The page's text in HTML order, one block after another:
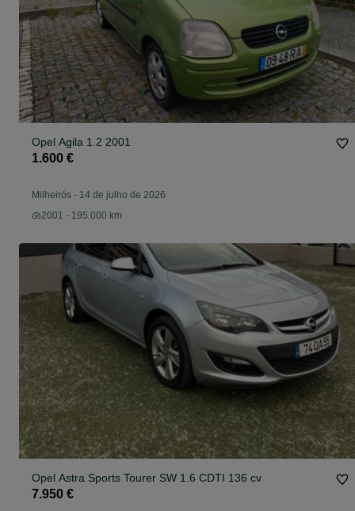
Opel Agila 1.2 2001
1.600 €
Milheirós - 14 de julho de 2026
2001 - 195.000 km
Opel Astra Sports Tourer SW 1.6 CDTI 136 cv
7.950 €